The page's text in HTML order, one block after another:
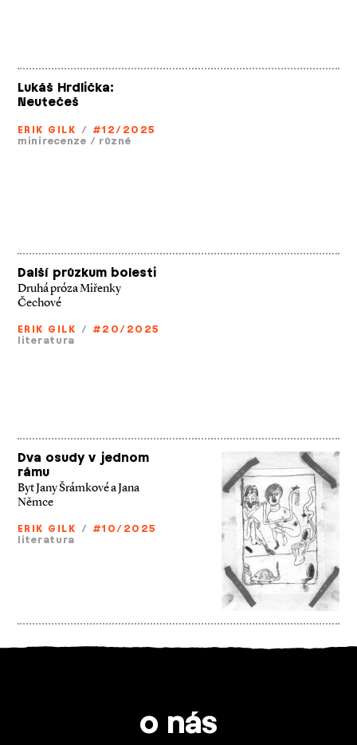
Lukáš Hrdlička:
Neutečeš
ERIK GILK / #12/2025
minirecenze / různé
Další průzkum bolesti
Druhá próza Miřenky
Čechové
ERIK GILK / #20/2025
literatura
Dva osudy v jednom
rámu
Byt Jany Šrámkové a Jana
Němce
ERIK GILK / #10/2025
literatura
o nás